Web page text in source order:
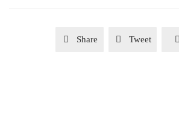
 Share  Tweet 